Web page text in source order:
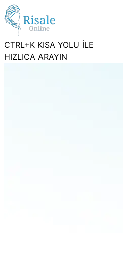
CTRL+K KISA YOLU İLE
HIZLICA ARAYIN